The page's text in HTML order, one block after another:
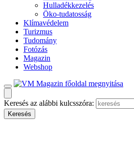
Hulladékkezelés
Öko-tudatosság
Klímavédelem
Turizmus
Tudomány
Fotózás
Magazin
Webshop
Keresés az alábbi kulcsszóra: